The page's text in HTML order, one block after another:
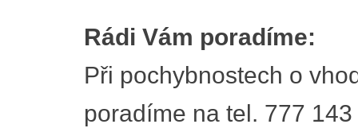
Rádi Vám poradíme:
Při pochybnostech o
poradíme na tel. 777